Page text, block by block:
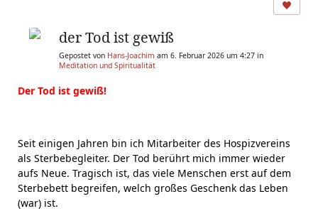
der Tod ist gewiß
Gepostet von Hans-Joachim am 6. Februar 2026 um 4:27 in
Meditation und Spiritualität
Der Tod ist gewiß!
Seit einigen Jahren bin ich Mitarbeiter des Hospizvereins
als Sterbebegleiter. Der Tod berührt mich immer wieder
aufs Neue. Tragisch ist, das viele Menschen erst auf dem
Sterbebett begreifen, welch großes Geschenk das Leben
(war) ist.